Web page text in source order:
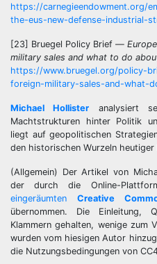
https://carnegieendowment.org/
the-eus-new-defense-industrial-
[23] Bruegel Policy Brief —
military sales and what to do
https://www.bruegel.org/policy-
foreign-military-sales-and-what-
Michael Hollister analysiert
Machtstrukturen hinter Politik
liegt auf geopolitischen
den historischen Wurzeln heutiger
(Allgemein) Der Artikel von
der durch die Online-
eingeräumten Creative
übernommen. Die Einleitung,
Klammern gehalten, wenige zum
wurden vom hiesigen Autor
die Nutzungsbedingungen von